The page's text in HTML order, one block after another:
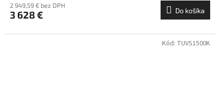
2 949,59 € bez DPH
3 628 € Do košíka
Kód: TUVS1500K